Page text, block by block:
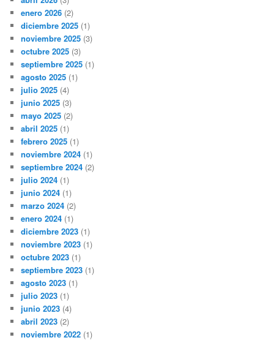
enero 2026 (2)
diciembre 2025 (1)
noviembre 2025 (3)
octubre 2025 (3)
septiembre 2025 (1)
agosto 2025 (1)
julio 2025 (4)
junio 2025 (3)
mayo 2025 (2)
abril 2025 (1)
febrero 2025 (1)
noviembre 2024 (1)
septiembre 2024 (2)
julio 2024 (1)
junio 2024 (1)
marzo 2024 (2)
enero 2024 (1)
diciembre 2023 (1)
noviembre 2023 (1)
octubre 2023 (1)
septiembre 2023 (1)
agosto 2023 (1)
julio 2023 (1)
junio 2023 (4)
abril 2023 (2)
noviembre 2022 (1)